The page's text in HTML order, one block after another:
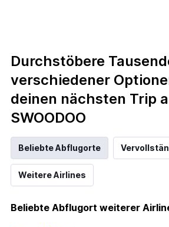
Durchstöbere
verschiedener
deinen nächsten Trip
SWOODOO
Beliebte Abflugorte
Weitere Airlines
Beliebte Abflugort weiterer